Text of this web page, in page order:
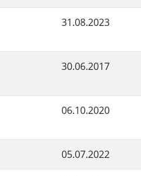
31.08.2023
30.06.2017
06.10.2020
05.07.2022